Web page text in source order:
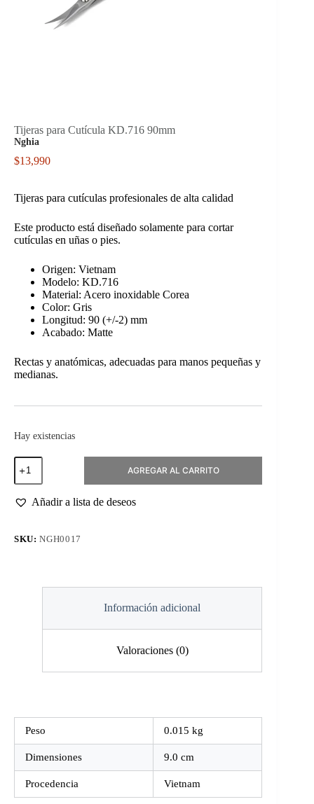
Tijeras para Cutícula KD.716 90mm
Nghia
$13,990
Tijeras para cutículas profesionales de alta calidad
Este producto está diseñado solamente para cortar
cutículas en uñas o pies.
Origen: Vietnam
Modelo: KD.716
Material: Acero inoxidable Corea
Color: Gris
Longitud: 90 (+/-2) mm
Acabado: Matte
Rectas y anatómicas, adecuadas para manos pequeñas y
medianas.
Hay existencias
Tijeras
para
Cutícula
KD.716
90mm
AGREGAR AL CARRITO
Añadir a lista de deseos
SKU:NGH0017
Información adicional
Valoraciones (0)
Peso 0.015 kg
Dimensiones 9.0 cm
Procedencia Vietnam